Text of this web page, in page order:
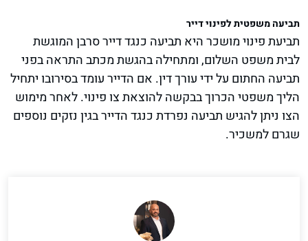
תביעה משפטית לפינוי דייר
תביעת פינוי מושכר היא תביעה כנגד דייר סרבן המוגשת
לבית משפט השלום, ומתחילה בהגשת מכתב התראה בפני
תביעה החתום על ידי עורך דין. אם הדייר עומד בסירובו יתחיל
הליך משפטי הכרוך בבקשה להוצאת צו פינוי. לאחר מימוש
הצו ניתן להגיש תביעה נפרדת כנגד הדייר בגין נזקים נוספים
שגרם למשכיר.